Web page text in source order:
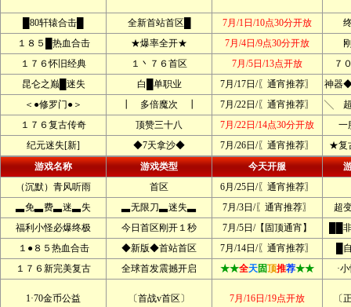
█80轩辕合击█ 全新首站首区█ 7月/1日/10点30分开放
１８５█热血合击
★爆率全开★ 7月/4日/9点30分开放
１７６怀旧经典
１丶７６首区 7月/5日/13点开放
７
昆仑之巅█迷失
白█单职业 7月/17日/〖通宵推荐〗
神器
＜●修罗门●＞
┃ 多倍魔次 ┃ 7月/22日/〖通宵推荐〗
╲ 超
１７６复古传奇
顶赞三十八 7月/22日/14点30分开放
一
纪元迷失[新]
◆7天拿沙◆ 7月/26日/〖通宵推荐〗
★复
游戏名称
游戏类型 今天开服
（沉默）青风听雨
首区
6月/25日/〖通宵推荐〗
▃免▃费▃迷▃失
▃无限刀▃迷失▃ 7月/3日/〖通宵推荐〗
超
福利小怪必爆终极
今日首区刚开１秒 7月/5日/【固顶通宵】
██
１●８５热血合击
◆新版◆首站首区 7月/14日/〖通宵推荐〗
█
１７６新完美复古
全球首发震撼开启 ★★全天固顶推荐★★ ·
1·70金币公益 〔首战v首区〕 7月/16日/19点开放 〔